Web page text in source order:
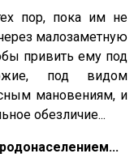
пор, пока им не
малозаметную
привить ему под
под видом
мановениям, и
обезличие...